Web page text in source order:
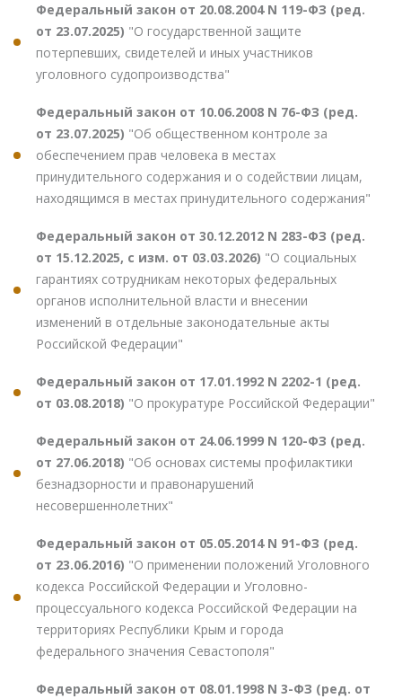
Федеральный закон от 20.08.2004 N 119-ФЗ (ред.
от 23.07.2025) "О государственной защите
потерпевших, свидетелей и иных участников
уголовного судопроизводства"
Федеральный закон от 10.06.2008 N 76-ФЗ (ред.
от 23.07.2025) "Об общественном контроле за
обеспечением прав человека в местах
принудительного содержания и о содействии лицам,
находящимся в местах принудительного содержания"
Федеральный закон от 30.12.2012 N 283-ФЗ (ред.
от 15.12.2025, с изм. от 03.03.2026) "О социальных
гарантиях сотрудникам некоторых федеральных
органов исполнительной власти и внесении
изменений в отдельные законодательные акты
Российской Федерации"
Федеральный закон от 17.01.1992 N 2202-1 (ред.
от 03.08.2018) "О прокуратуре Российской Федерации"
Федеральный закон от 24.06.1999 N 120-ФЗ (ред.
от 27.06.2018) "Об основах системы профилактики
безнадзорности и правонарушений
несовершеннолетних"
Федеральный закон от 05.05.2014 N 91-ФЗ (ред.
от 23.06.2016) "О применении положений Уголовного
кодекса Российской Федерации и Уголовно-
процессуального кодекса Российской Федерации на
территориях Республики Крым и города
федерального значения Севастополя"
Федеральный закон от 08.01.1998 N 3-ФЗ (ред. от